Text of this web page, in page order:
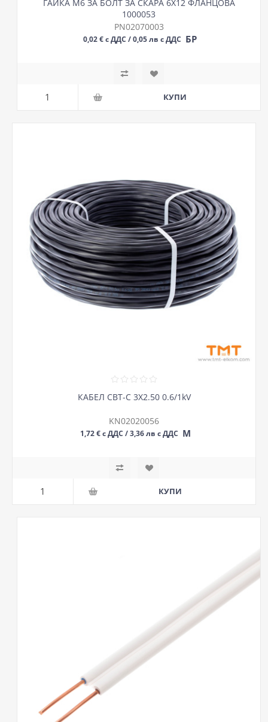
ГАЙКА М6 ЗА БОЛТ ЗА СКАРА 6Х12 ФЛАНЦОВА
1000053
PN02070003
0,02 € с ДДС / 0,05 лв с ДДС БР
КАБЕЛ СВТ-С 3Х2.50 0.6/1kV
KN02020056
1,72 € с ДДС / 3,36 лв с ДДС М